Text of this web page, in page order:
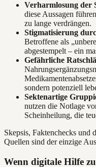
Verharmlosung der
diese Aussagen
zu lange verdrängen.
Stigmatisierung
Betroffene als
abgestempelt – ein
Gefährliche
sondern potenziell
Sektenartige
nutzen die Notlage
Scheinheilung, die
Skepsis, Faktenchecks und
Quellen sind der einzige
Wenn digitale Hilfe